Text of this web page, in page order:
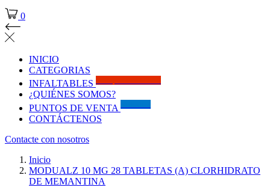
0
INICIO
CATEGORIAS
INFALTABLES
¿QUIÉNES SOMOS?
PUNTOS DE VENTA
CONTÁCTENOS
Contacte con nosotros
Inicio
MODUALZ 10 MG 28 TABLETAS (A) CLORHIDRATO
DE MEMANTINA